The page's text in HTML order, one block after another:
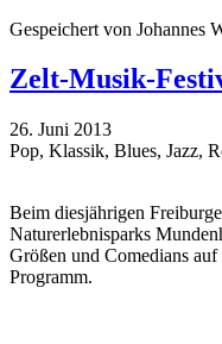
Gespeichert von Johannes
Zelt-Musik-
26. Juni 2013
Pop, Klassik, Blues, Jazz,
Beim diesjährigen
Naturerlebnisparks
Größen und Comedians
Programm.